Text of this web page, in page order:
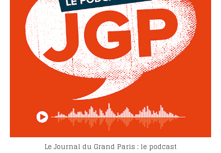
Le Journal du Grand Paris : le podcast